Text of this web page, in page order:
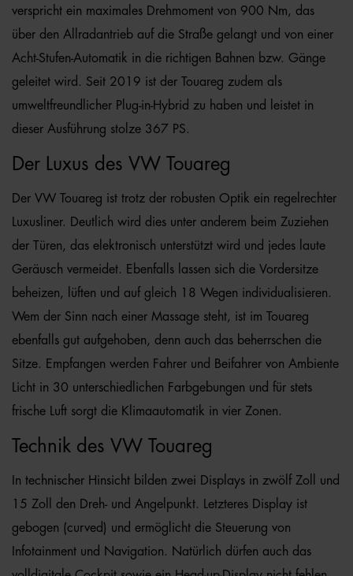
verspricht ein maximales Drehmoment von 900 Nm, das
über den Allradantrieb auf die Straße gelangt und von einer
Acht-Stufen-Automatik in die richtigen Bahnen bzw. Gänge
geleitet wird. Seit 2019 ist der Touareg zudem als
umweltfreundlicher Plug-in-Hybrid zu haben und leistet in
dieser Ausführung stolze 367 PS.
Der Luxus des VW Touareg
Der VW Touareg ist trotz der robusten Optik ein regelrechter
Luxusliner. Deutlich wird dies unter anderem beim Zuziehen
der Türen, das elektronisch unterstützt wird und jedes laute
Geräusch vermeidet. Ebenfalls lassen sich die Vordersitze
beheizen, lüften und auf gleich 18 Wegen individualisieren.
Wem der Sinn nach einer Massage steht, ist im Touareg
ebenfalls gut aufgehoben, denn auch das beherrschen die
Sitze. Empfangen werden Fahrer und Beifahrer von Ambiente
Licht in 30 unterschiedlichen Farbgebungen und für stets
frische Luft sorgt die Klimaautomatik in vier Zonen.
Technik des VW Touareg
In technischer Hinsicht bilden zwei Displays in zwölf Zoll und
15 Zoll den Dreh- und Angelpunkt. Letzteres Display ist
gebogen (curved) und ermöglicht die Steuerung von
Infotainment und Navigation. Natürlich dürfen auch das